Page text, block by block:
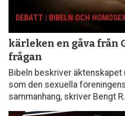
DEBATT | BIBELN OCH
kärleken en gåva från
frågan
Bibeln beskriver äktenskapet
som den sexuella
sammanhang, skriver Bengt